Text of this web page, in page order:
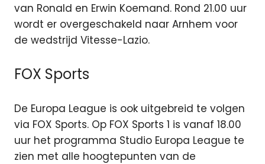
van Ronald en Erwin Koemand. Rond 21.00 uur
wordt er overgeschakeld naar Arnhem voor
de wedstrijd Vitesse-Lazio.
FOX Sports
De Europa League is ook uitgebreid te volgen
via FOX Sports. Op FOX Sports 1 is vanaf 18.00
uur het programma Studio Europa League te
zien met alle hoogtepunten van de